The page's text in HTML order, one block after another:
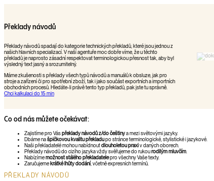
Překlady návodů
Překlady návodů spadají do kategorie technických překladů, které jsou jednou z
našich hlavních specializací. V naší agentuře moc dobře víme, že u těchto
překladů je naprosto zásadní respektovat terminologickou přesnost tak, aby byl
výsledný text jasný a srozumitelný.
Máme zkušenosti s překlady všech typů návodů a manuálů k obsluze, jak pro
stroje a zařízení či pro spotřební zboží, tak i jako součást exportních a importních
obchodních procesů. Hledáte-li právě tento typ překladů, pak jste tu správně.
Chci kalkulaci do 15 min
Co od nás můžete očekávat:
Zajistíme pro Váspřeklady návodů z/do češtinya mezi světovými jazyky.
Dbáme našpičkovou kvalitu překladupo stránce terminologické, stylistické i jazykové.
Naši překladatelé mohou nabídnoutdlouholetou praxiv daných oborech.
Překlady návodů do cizího jazyka vždy svěřujeme do rukourodilým mluvčím
Nabízímemožnost stálého překladatelepro všechny Vaše texty.
Zaručujemekrátké lhůty dodání, včetně expresních termínů.
PŘEKLADY NÁVODŮ